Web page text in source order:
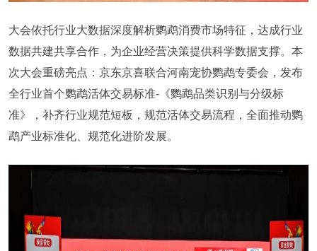
大会依托行业大数据深度解析鹦鹉消费市场特征，达成行业
数据共建共享合作，为企业经营决策提供科学数据支撑。本
次大会重磅亮点：京东京喜联合河南宠协鹦鹉专委会，发布
全行业首个鹦鹉活体交易标准-《鹦鹉品类识别与分级标
准》，补齐行业规范短板，规范活体交易流程，全面推动鹦
鹉产业标准化、规范化进阶发展。